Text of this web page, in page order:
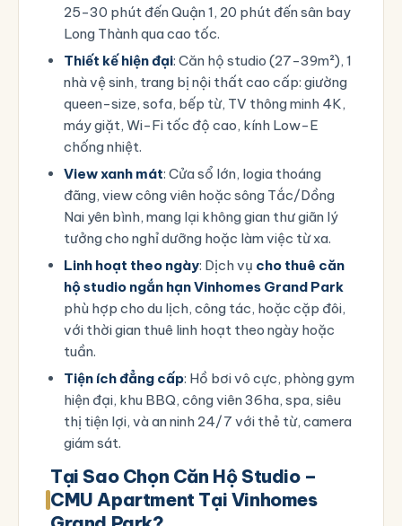
25-30 phút đến Quận 1, 20 phút đến sân bay
Long Thành qua cao tốc.
Thiết kế hiện đại: Căn hộ studio (27-39m²), 1
nhà vệ sinh, trang bị nội thất cao cấp: giường
queen-size, sofa, bếp từ, TV thông minh 4K,
máy giặt, Wi-Fi tốc độ cao, kính Low-E
chống nhiệt.
View xanh mát: Cửa sổ lớn, logia thoáng
đãng, view công viên hoặc sông Tắc/Dồng
Nai yên bình, mang lại không gian thư giãn lý
tưởng cho nghỉ dưỡng hoặc làm việc từ xa.
Linh hoạt theo ngày: Dịch vụ cho thuê căn
hộ studio ngắn hạn Vinhomes Grand Park
phù hợp cho du lịch, công tác, hoặc cặp đôi,
với thời gian thuê linh hoạt theo ngày hoặc
tuần.
Tiện ích đẳng cấp: Hồ bơi vô cực, phòng gym
hiện đại, khu BBQ, công viên 36ha, spa, siêu
thị tiện lợi, và an ninh 24/7 với thẻ từ, camera
giám sát.
Tại Sao Chọn Căn Hộ Studio –
CMU Apartment Tại Vinhomes